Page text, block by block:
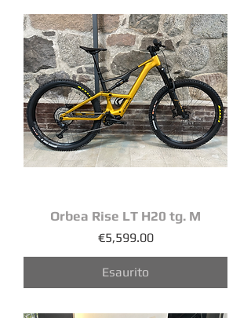
Orbea Rise LT H20 tg. M
Prezzo
€5,599.00
Esaurito